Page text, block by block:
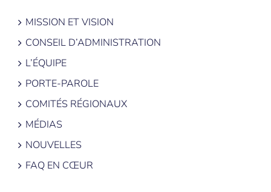
MISSION ET VISION
CONSEIL D’ADMINISTRATION
L’ÉQUIPE
PORTE-PAROLE
COMITÉS RÉGIONAUX
MÉDIAS
NOUVELLES
FAQ EN CŒUR